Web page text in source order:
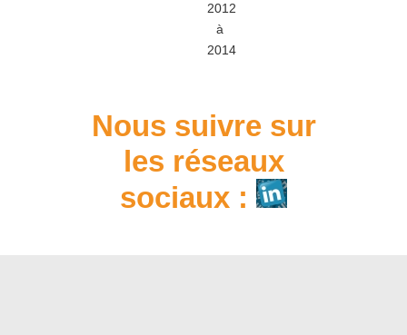
2012
à
2014
Nous suivre sur
les réseaux
sociaux :